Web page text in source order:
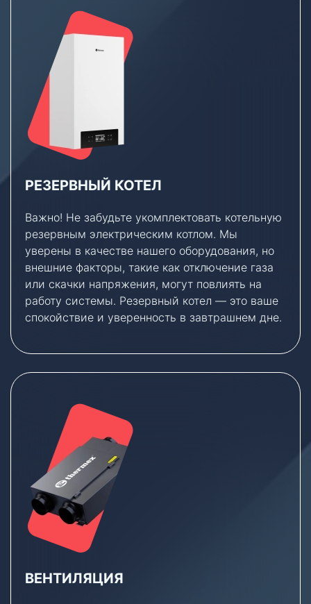
РЕЗЕРВНЫЙ КОТЕЛ
Важно! Не забудьте укомплектовать котельную
резервным электрическим котлом. Мы
уверены в качестве нашего оборудования, но
внешние факторы, такие как отключение газа
или скачки напряжения, могут повлиять на
работу системы. Резервный котел — это ваше
спокойствие и уверенность в завтрашнем дне.
ВЕНТИЛЯЦИЯ